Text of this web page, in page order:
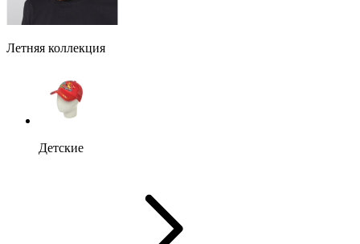
Летняя коллекция
Детские